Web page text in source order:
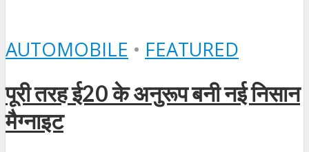
AUTOMOBILE • FEATURED
पूरी तरह ई20 के अनुरूप बनी नई निसान
मैग्नाइट